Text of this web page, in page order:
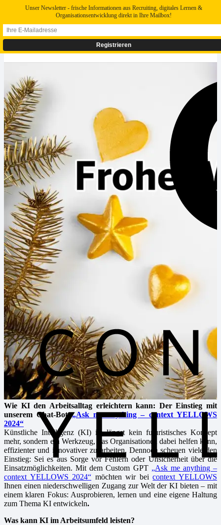
Wie KI den Arbeitsalltag erleichtern kann: Der Einstieg mit
unserem Chat-Bot„Ask me anything – context YELLOWS
2024“
Künstliche Intelligenz (KI) ist längst kein futuristisches Konzept
mehr, sondern ein Werkzeug, das Organisationen dabei helfen kann,
effizienter und innovativer zu arbeiten. Dennoch scheuen viele den
Einstieg: Sei es aus Sorge vor Fehlern oder Unsicherheit über die
Einsatzmöglichkeiten. Mit dem Custom GPT „Ask me anything –
context YELLOWS 2024“ möchten wir beicontext YELLOWS
Ihnen einen niederschwelligen Zugang zur Welt der KI bieten – mit
einem klaren Fokus: Ausprobieren, lernen und eine eigene Haltung
zum Thema KI entwickeln.
Was kann KI im Arbeitsumfeld leisten?
Unser Newsletter - frische Informationen aus Recruiting, digitales Lernen &
Organisationsentwicklung direkt in Ihre Mailbox!